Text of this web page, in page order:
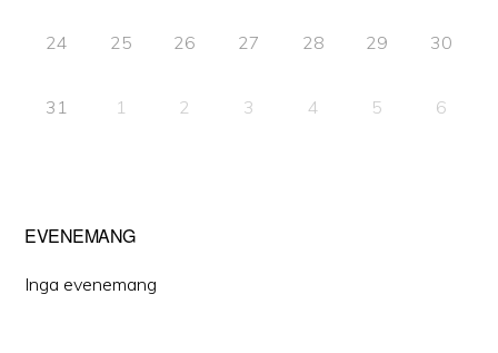
24 25 26 27 28 29 30
31 1 2 3 4 5 6
EVENEMANG
Inga evenemang